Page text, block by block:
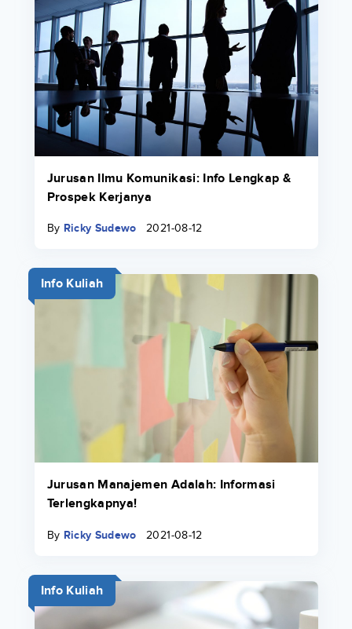
Jurusan Ilmu Komunikasi: Info Lengkap &
Prospek Kerjanya
By Ricky Sudewo 2021-08-12
Info Kuliah
Jurusan Manajemen Adalah: Informasi
Terlengkapnya!
By Ricky Sudewo 2021-08-12
Info Kuliah